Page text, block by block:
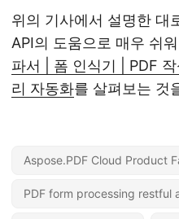
위의 기사에서 설명한 대
API의 도움으로 매우 쉬
파서 | 폼 인식기 | PDF
리 자동화를 살펴보는 것
Aspose.PDF Cloud Product
PDF form processing restful